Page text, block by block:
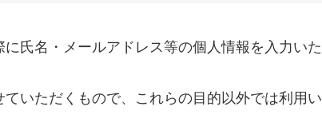
氏名・メールアドレス等の個人情報を入力いた
いただくもので、これらの目的以外では利用い